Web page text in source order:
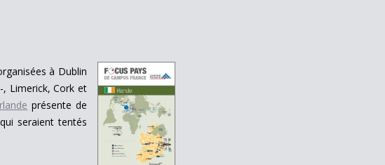
à Dublin
-, Limerick, Cork et
présente de
seraient tentés